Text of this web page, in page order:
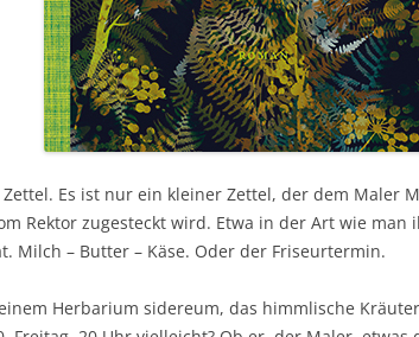
Es ist nur ein kleiner Zettel, der dem Maler
Rektor zugesteckt wird. Etwa in der Art wie man
Milch – Butter – Käse. Oder der Friseurtermin.
Herbarium sidereum, das himmlische